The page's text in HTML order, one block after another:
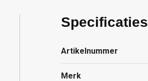
Specificaties
Artikelnummer
Merk